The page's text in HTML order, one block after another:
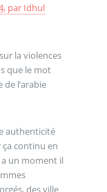
, par Idhul
la violences
que le mot
l’arabie
authenticité
ça continu en
un moment il
des ville